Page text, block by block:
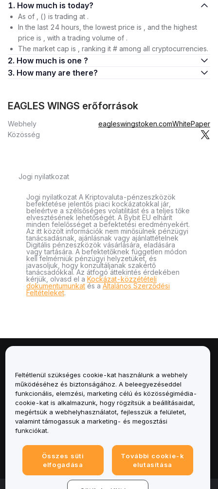
1. How much is today?
As of , () is trading at .
In the last 24 hours, the lowest price is , and the highest
price is , with a trading volume of .
The market cap is , ranking it # among all cryptocurrencies.
2. How much is one ?
3. How many are there?
EAGLES WINGS erőforrások
Webhely eagleswingstoken.comWhitePaper
Közösség
Jogi nyilatkozat
Jogi nyilatkozat A Kriptovaluta-pénzeszközök
befektetése jelentős piaci kockázatokkal jár,
beleértve a szélsőséges volatilitást és a teljes tőke
elvesztésének lehetőségét. A Bybit EU elhárít
minden felelősséget a befektetési eredményekért.
Az itt közölt információk nem minősülnek pénzügyi
tanácsadásnak, ajánlásnak vagy ajánlattételnek
Digitális pénzeszközök vásárlására, eladására
vagy tartására. A befektetőknek független módon
kell felmérniük pénzügyi helyzetüket, és
javasoljuk, hogy konzultáljanak szakértő
tanácsadókkal. Az átfogó áttekintés érdekében
kérjük, olvasd el a Kockázat-közzétételi
dokumentumunkat és a Általános Szerződési
Feltételeket.
Szolgáltatások
Támogatás
Termékek
Feltétlenül szükséges cookie-kat használunk a webhely
működéséhez és biztonságához. A beleegyezéseddel
funkcionális, elemzési, marketing célú és közösségimédia-
cookie-kat is alkalmazunk, hogy rögzítsük a beállításaidat,
megértsük a webhelyhasználatot, fejlesszük a felületet,
valamint támogassuk a marketing- és megosztási
funkciókat.
Összes süti
elfogadása
További cookie-k
elutasítása